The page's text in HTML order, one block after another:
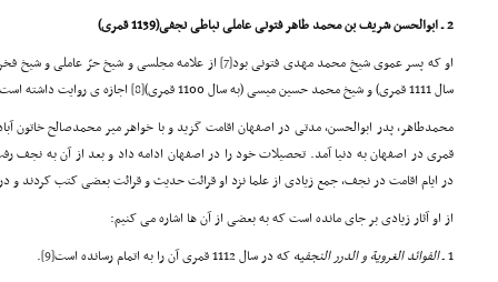
2 ـ ابوالحسن شریف بن محمد طاهر فتونی عاملی نباطی نجفی
(1139 قمری)
او که پسر عموی شیخ محمد مهدی فتونی بود[7] از علامه مجلسی و شیخ حرّ عاملی و شیخ
سال 1111 قمری) و شیخ محمد حسین میسی (به سال 1100 قمری)
[8] اجازه ی روایت داشته
در ایام اقامت در نجف، جمع زیادی از علما نزد او قرائت حدیث و قرائت بعضی کتب
از او آثار زیادی بر جای مانده است که به بعضی از آن ها اشاره می کنیم:
1 ـ الفوائدالغرویة و الدرر النجفیه که در سال 1112 قمری آن را به اتمام رسانده است [9]
.